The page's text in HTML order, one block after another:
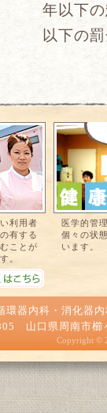
年以下
以下の
利用者
有する
ことが
。
医学的管
個々の状
います。
環器内科・消化器
山口県周南市
Copyright ©